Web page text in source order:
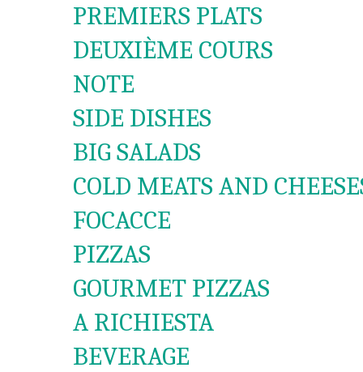
PREMIERS PLATS
DEUXIÈME COURS
NOTE
SIDE DISHES
BIG SALADS
COLD MEATS AND
FOCACCE
PIZZAS
GOURMET PIZZAS
A RICHIESTA
BEVERAGE